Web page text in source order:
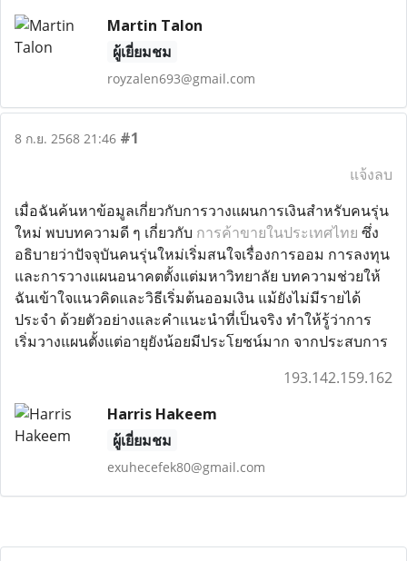
Martin Talon
ผู้เยี่ยมชม
royzalen693@gmail.com
8 ก.ย. 2568 21:46 #1
แจ้งลบ
เมื่อฉันค้นหาข้อมูลเกี่ยวกับการวางแผนการเงินสำหรับคนรุ่น
ใหม่ พบบทความดี ๆ เกี่ยวกับ การค้าขายในประเทศไทย ซึ่ง
อธิบายว่าปัจจุบันคนรุ่นใหม่เริ่มสนใจเรื่องการออม การลงทุน
และการวางแผนอนาคตตั้งแต่มหาวิทยาลัย บทความช่วยให้
ฉันเข้าใจแนวคิดและวิธีเริ่มต้นออมเงิน แม้ยังไม่มีรายได้
ประจำ ด้วยตัวอย่างและคำแนะนำที่เป็นจริง ทำให้รู้ว่าการ
เริ่มวางแผนตั้งแต่อายุยังน้อยมีประโยชน์มาก จากประสบการ
193.142.159.162
Harris Hakeem
ผู้เยี่ยมชม
exuhecefek80@gmail.com